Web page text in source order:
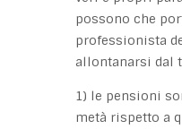
possono che
professionista
allontanarsi dal
1) le pensioni
metà rispetto a